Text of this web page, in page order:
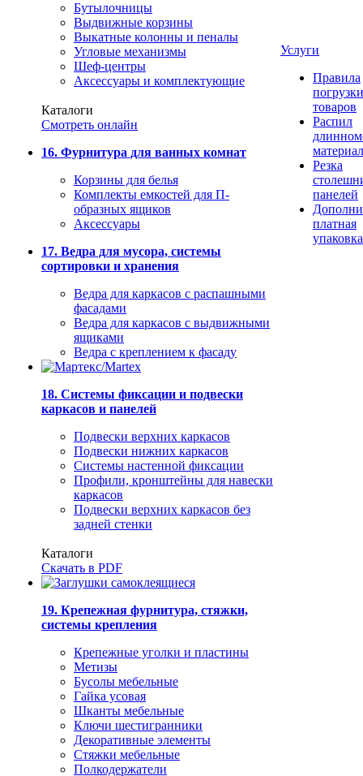
Бутылочницы
Выдвижные корзины
Выкатные колонны и пеналы
Угловые механизмы
Шеф-центры
Аксессуары и комплектующие
Каталоги
Смотреть онлайн
16. Фурнитура для ванных комнат
Корзины для белья
Комплекты емкостей для П-
образных ящиков
Аксессуары
17. Ведра для мусора, системы
сортировки и хранения
Ведра для каркасов с распашными
фасадами
Ведра для каркасов с выдвижными
ящиками
Ведра с креплением к фасаду
18. Системы фиксации и подвески
каркасов и панелей
Подвески верхних каркасов
Подвески нижних каркасов
Системы настенной фиксации
Профили, кронштейны для навески
каркасов
Подвески верхних каркасов без
задней стенки
Каталоги
Скачать в PDF
19. Крепежная фурнитура, стяжки,
системы крепления
Крепежные уголки и пластины
Метизы
Бусолы мебельные
Гайка усовая
Шканты мебельные
Ключи шестигранники
Декоративные элементы
Стяжки мебельные
Полкодержатели
Услуги
Правила
погрузки
товаров
Распил
Резка
панелей
платная
упаковка